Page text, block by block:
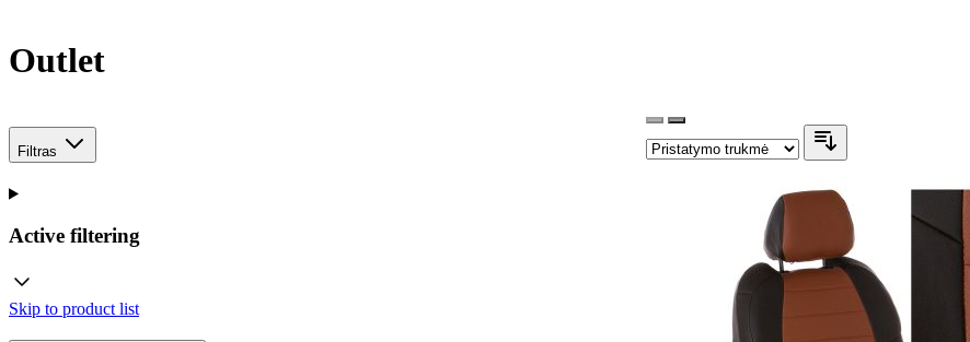
Outlet
Filtras
Active filtering
Skip to product list